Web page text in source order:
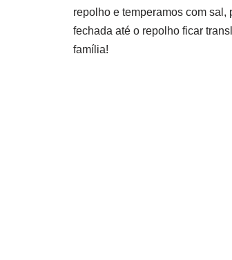
repolho e temperamos com
fechada até o repolho ficar
família!